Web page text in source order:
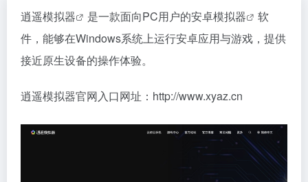
逍遥模拟器 是一款面向PC用户的安卓模拟器
软
件，能够在Windows系统上运行安卓应用与游戏，提供
接近原生设备的操作体验。
逍遥模拟器官网入口网址：http://www.xyaz.cn